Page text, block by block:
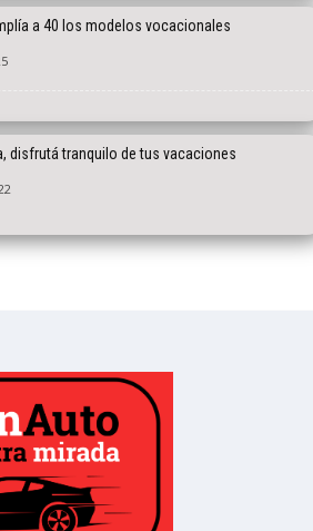
a 40 los modelos vocacionales
disfrutá tranquilo de tus vacaciones